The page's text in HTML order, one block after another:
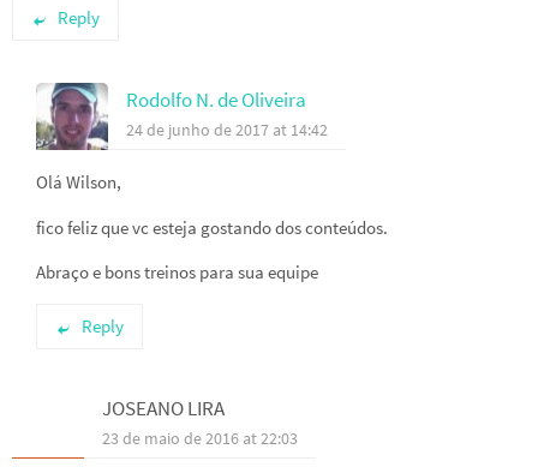
Reply
Rodolfo N. de Oliveira
24 de junho de 2017 at 14:42
Olá Wilson,
fico feliz que vc esteja gostando dos conteúdos.
Abraço e bons treinos para sua equipe
Reply
JOSEANO LIRA
23 de maio de 2016 at 22:03